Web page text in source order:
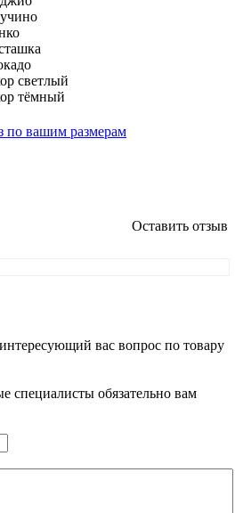
светлый
тёмный
по вашим размерам
Оставить отзыв
вас вопрос по товару
обязательно вам